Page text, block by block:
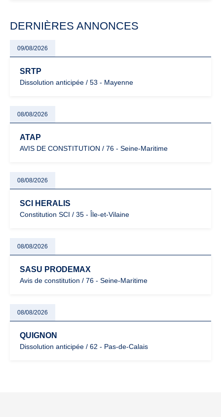
DERNIÈRES ANNONCES
09/08/2026
SRTP
Dissolution anticipée / 53 - Mayenne
08/08/2026
ATAP
AVIS DE CONSTITUTION / 76 - Seine-Maritime
08/08/2026
SCI HERALIS
Constitution SCI / 35 - Île-et-Vilaine
08/08/2026
SASU PRODEMAX
Avis de constitution / 76 - Seine-Maritime
08/08/2026
QUIGNON
Dissolution anticipée / 62 - Pas-de-Calais